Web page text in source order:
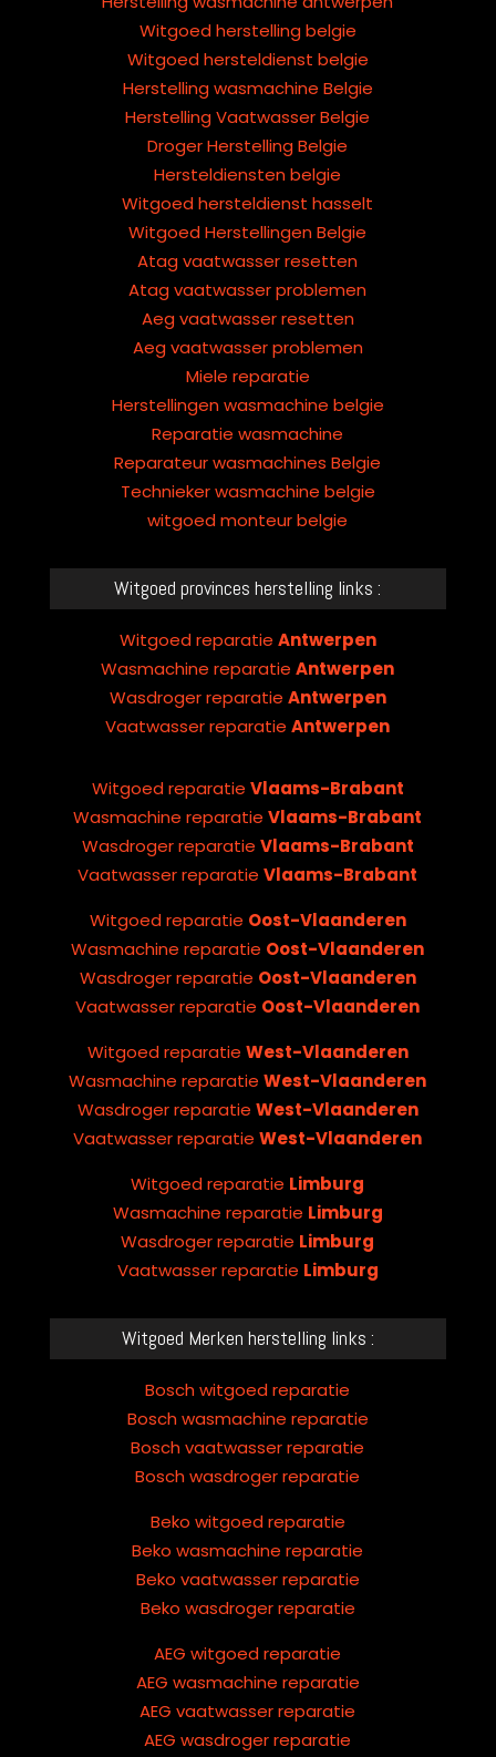
Witgoed herstelling belgie
Witgoed hersteldienst belgie
Herstelling wasmachine Belgie
Herstelling Vaatwasser Belgie
Droger Herstelling Belgie
Hersteldiensten belgie
Witgoed hersteldienst hasselt
Witgoed Herstellingen Belgie
Atag vaatwasser resetten
Atag vaatwasser problemen
Aeg vaatwasser resetten
Aeg vaatwasser problemen
Miele reparatie
Herstellingen wasmachine belgie
Reparatie wasmachine
Reparateur wasmachines Belgie
Technieker wasmachine belgie
witgoed monteur belgie
Witgoed provinces herstelling links :
Witgoed reparatie Antwerpen
Wasmachine reparatieAntwerpen
Wasdroger reparatie Antwerpen
Vaatwasser reparatieAntwerpen
Witgoed reparatie Vlaams-Brabant
Wasmachine reparatieVlaams-Brabant
Wasdroger reparatie Vlaams-Brabant
Vaatwasser reparatieVlaams-Brabant
Witgoed reparatie Oost-Vlaanderen
Wasmachine reparatie Oost-Vlaanderen
Wasdroger reparatie Oost-Vlaanderen
Vaatwasser reparatie Oost-Vlaanderen
Witgoed reparatie West-Vlaanderen
Wasmachine reparatieWest-Vlaanderen
Wasdroger reparatie West-Vlaanderen
Vaatwasser reparatieWest-Vlaanderen
Witgoed reparatie Limburg
Wasmachine reparatie Limburg
Wasdroger reparatie Limburg
Vaatwasser reparatie Limburg
Witgoed Merken herstelling links :
Bosch witgoed reparatie
Bosch wasmachine reparatie
Bosch vaatwasser reparatie
Bosch wasdroger reparatie
Beko witgoed reparatie
Beko wasmachine reparatie
Beko vaatwasser reparatie
Beko wasdroger reparatie
AEG witgoed reparatie
AEG wasmachine reparatie
AEG vaatwasser reparatie
AEG wasdroger reparatie